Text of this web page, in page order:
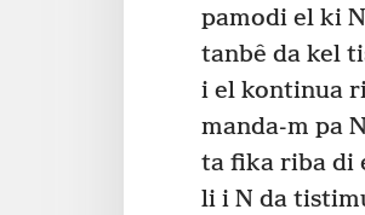
pamodi el ki
tanbê da kel
i el kontinua
manda-m pa
ta fika riba di
li i N da